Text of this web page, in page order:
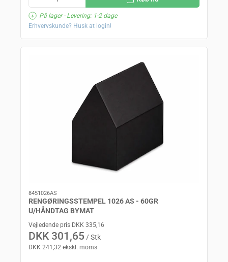
På lager- Levering: 1-2 dage
Erhvervskunde? Husk at login!
8451026AS
RENGØRINGSSTEMPEL 1026 AS - 60GR
U/HÅNDTAG BYMAT
Vejledende pris DKK 335,16
DKK 301,65 / Stk
DKK 241,32 ekskl. moms